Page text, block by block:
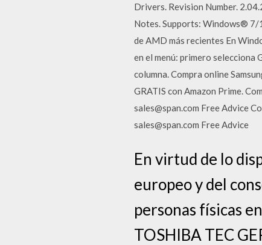
Drivers. Revision Number.
Notes. Supports: Windows®
de AMD más recientes En
en el menú: primero selecciona
columna. Compra online
GRATIS con Amazon Prime.
sales@span.com Free Advice
sales@span.com Free Advice
En virtud de lo
europeo y del
personas físicas
TOSHIBA TEC